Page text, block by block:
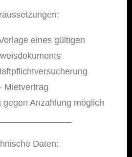
eines gültigen
Mietvertrag
gegen Anzahlung möglich
Daten: